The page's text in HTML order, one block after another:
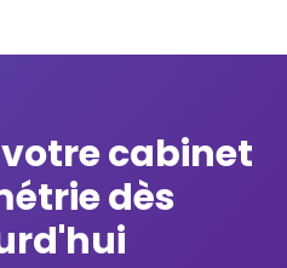
cabinet
dès